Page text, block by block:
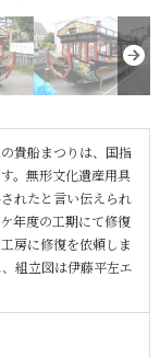
貴船まつりは、国指
。無形文化遺産用具
れたと言い伝えられ
年度の工期にて修復
房に修復を依頼しま
組立図は伊藤平左エ